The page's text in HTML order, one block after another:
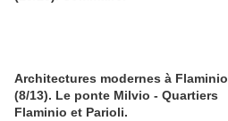
Architectures modernes à Flaminio
(8/13). Le ponte Milvio - Quartiers
Flaminio et Parioli.